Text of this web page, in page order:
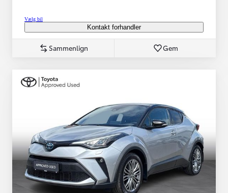
Vælg bil
Kontakt forhandler
Sammenlign Gem